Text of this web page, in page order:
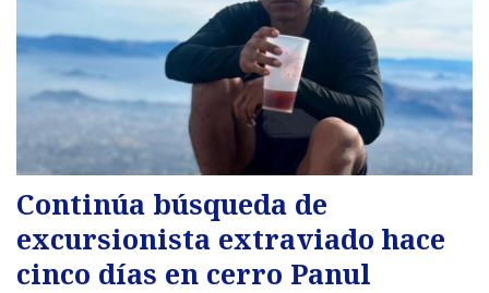
Continúa búsqueda de
excursionista extraviado hace
cinco días en cerro Panul